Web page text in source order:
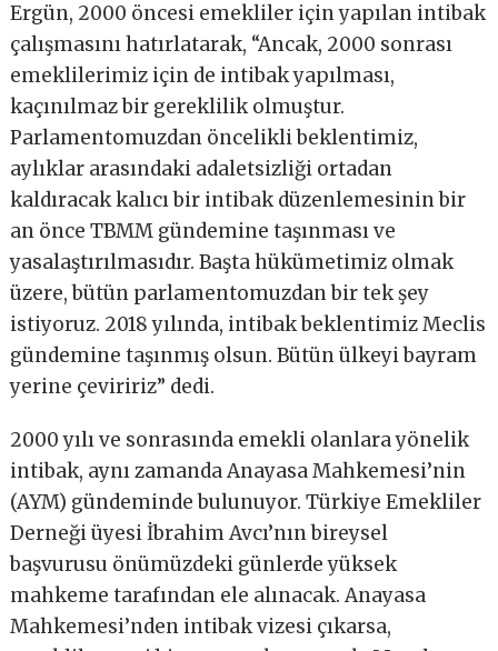
Ergün, 2000 öncesi emekliler için yapılan intibak
çalışmasını hatırlatarak, “Ancak, 2000 sonrası
emeklilerimiz için de intibak yapılması,
kaçınılmaz bir gereklilik olmuştur.
Parlamentomuzdan öncelikli beklentimiz,
aylıklar arasındaki adaletsizliği ortadan
kaldıracak kalıcı bir intibak düzenlemesinin bir
an önce TBMM gündemine taşınması ve
yasalaştırılmasıdır. Başta hükümetimiz olmak
üzere, bütün parlamentomuzdan bir tek şey
istiyoruz. 2018 yılında, intibak beklentimiz Meclis
gündemine taşınmış olsun. Bütün ülkeyi bayram
yerine çeviririz” dedi.
2000 yılı ve sonrasında emekli olanlara yönelik
intibak, aynı zamanda Anayasa Mahkemesi’nin
(AYM) gündeminde bulunuyor. Türkiye Emekliler
Derneği üyesi İbrahim Avcı’nın bireysel
başvurusu önümüzdeki günlerde yüksek
mahkeme tarafından ele alınacak. Anayasa
Mahkemesi’nden intibak vizesi çıkarsa,